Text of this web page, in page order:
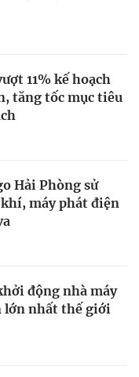
11% kế hoạch
tăng tốc mục tiêu
Hải Phòng sử
máy phát điện
động nhà máy
lớn nhất thế giới